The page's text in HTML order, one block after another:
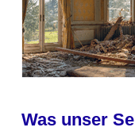
Was unser